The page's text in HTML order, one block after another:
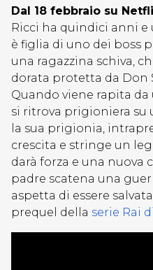
Dal 18 febbraio su
Ricci ha quindici anni
è figlia di uno dei boss
una ragazzina schiva,
dorata protetta da Don
Quando viene rapita da
si ritrova prigioniera su
la sua prigionia,
crescita e stringe un
darà forza e una nuova
padre scatena una
aspetta di essere
prequel della serie Rai